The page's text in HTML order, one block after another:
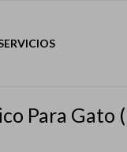
Para Gato